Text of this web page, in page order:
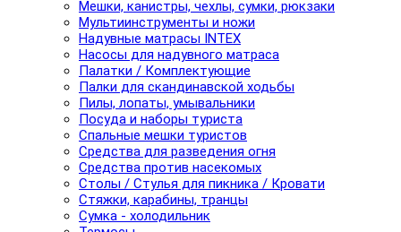
Мешки, канистры, чехлы, сумки, рюкзаки
Мультиинструменты и ножи
Надувные матрасы INTEX
Насосы для надувного матраса
Палатки / Комплектующие
Палки для скандинавской ходьбы
Пилы, лопаты, умывальники
Посуда и наборы туриста
Спальные мешки туристов
Средства для разведения огня
Средства против насекомых
Столы / Стулья для пикника / Кровати
Стяжки, карабины, транцы
Сумка - холодильник